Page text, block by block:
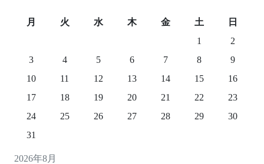
2026年8月
月 火 水 木 金 土
日
1
2
3
4 5 6 7 8
9
10
11 12 13 14 15
16
17
18 19 20 21 22
23
24
25 26 27 28 29
30
31